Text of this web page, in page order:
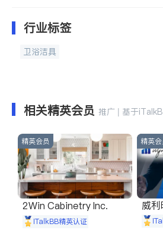
行业标签
卫浴洁具
相关精英会员 推广 | 基于
精英会员
2Win Cabinetry Inc.
iTalkBB精英认证
精英会
威